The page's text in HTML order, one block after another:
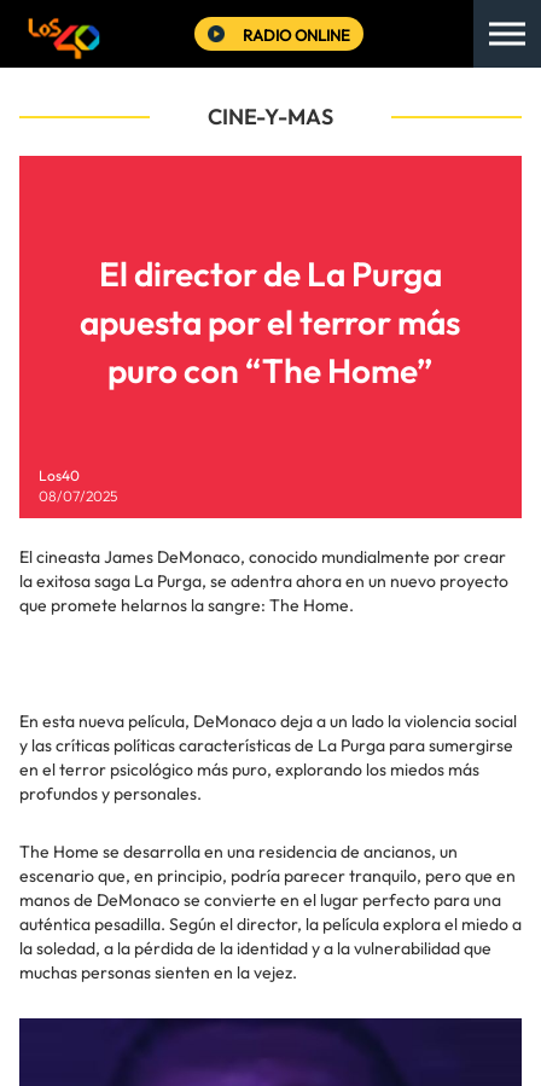
RADIO ONLINE
CINE-Y-MAS
El director de La Purga
apuesta por el terror más
puro con “The Home”
Los40
08/07/2025
El cineasta James DeMonaco, conocido mundialmente por crear
la exitosa saga La Purga, se adentra ahora en un nuevo proyecto
que promete helarnos la sangre: The Home.
En esta nueva película, DeMonaco deja a un lado la violencia social
y las críticas políticas características de La Purga para sumergirse
en el terror psicológico más puro, explorando los miedos más
profundos y personales.
The Home se desarrolla en una residencia de ancianos, un
escenario que, en principio, podría parecer tranquilo, pero que en
manos de DeMonaco se convierte en el lugar perfecto para una
auténtica pesadilla. Según el director, la película explora el miedo a
la soledad, a la pérdida de la identidad y a la vulnerabilidad que
muchas personas sienten en la vejez.